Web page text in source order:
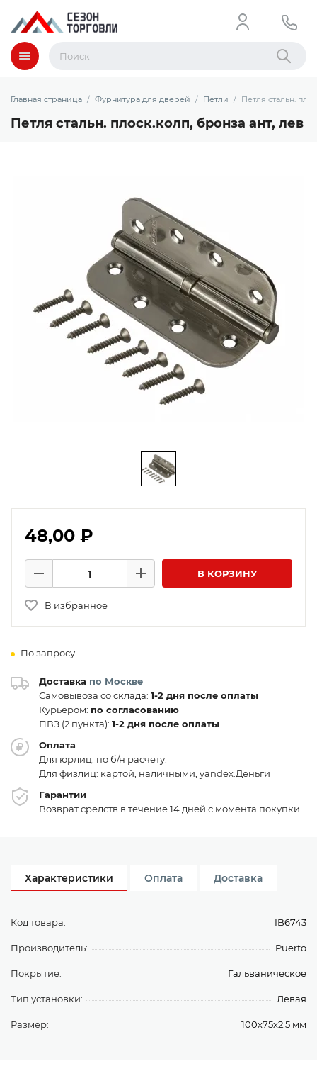
Меню Найти
Главная страница Фурнитура для дверей Петли Петля стальн.
Петля стальн. плоск.колп, бронза ант, лев
48,00 ₽
Минус
Плюс В КОРЗИНУ
В избранное
По запросу
Доставка по Москве
Самовывоза со склада: 1-2 дня после оплаты
Курьером: по согласованию
ПВЗ (2 пункта): 1-2 дня после оплаты
Оплата
Для юрлиц: по б/н расчету.
Для физлиц: картой, наличными, yandex.Деньги
Гарантии
Возврат средств в течение 14 дней с момента покупки
Характеристики Оплата Доставка
Код товара: IB6743
Производитель: Puerto
Покрытие: Гальваническое
Тип установки: Левая
Размер: 100х75х2.5 мм